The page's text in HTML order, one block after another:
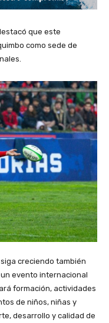
que este
como sede de
creciendo también
evento internacional
formación, actividades
de niños, niñas y
desarrollo y calidad de